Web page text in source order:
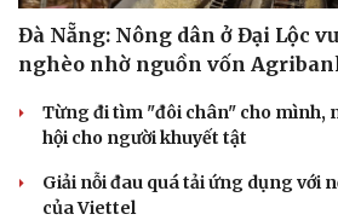
Du lịch
Tư vấn
Săn Tour
check-in
Đọc
Đà Nẵng: Nông dân ở Đại Lộc
nghèo nhờ nguồn vốn
Từng đi tìm "đôi chân" cho mình,
hội cho người khuyết tật
Giải nỗi đau quá tải ứng dụng với
của Viettel